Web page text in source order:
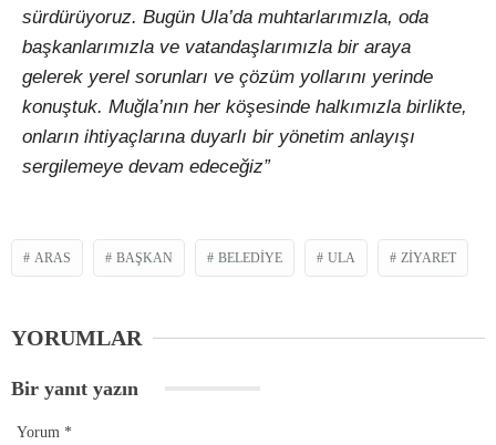
sürdürüyoruz. Bugün Ula’da muhtarlarımızla, oda
başkanlarımızla ve vatandaşlarımızla bir araya
gelerek yerel sorunları ve çözüm yollarını yerinde
konuştuk. Muğla’nın her köşesinde halkımızla birlikte,
onların ihtiyaçlarına duyarlı bir yönetim anlayışı
sergilemeye devam edeceğiz”
ARAS BAŞKAN BELEDIYE ULA ZIYARET
YORUMLAR
Bir yanıt yazın
Yorum *